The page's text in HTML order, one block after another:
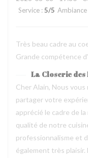
Service : 5/5 Ambiance
Très beau cadre au
Grande compétence
La Closerie des
Cher Alain, Nous vous
partager votre
apprécié le cadre de
qualité de notre
professionnalisme et
également très plaisir.